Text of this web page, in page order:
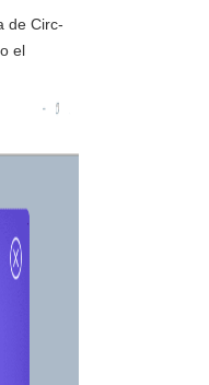
de Circ-
el